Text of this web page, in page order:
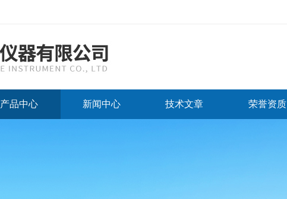
产品中心 新闻中心 技术文章 荣誉资质